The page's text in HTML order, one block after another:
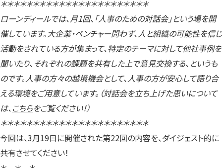
＊＊＊＊＊＊＊＊＊＊＊＊＊＊＊＊＊＊＊＊＊＊＊
ローンディールでは、月1回、「人事のための対話会」という場を開
催しています。大企業・ベンチャー問わず、人と組織の可能性を信じ
活動をされている方が集まって、特定のテーマに対して他社事例を
聞いたり、それぞれの課題を共有した上で意見交換する、というも
のです。人事の方々の越境機会として、人事の方が安心して語り合
える環境をご用意しています。（対話会を立ち上げた思いについて
は、こちらをご覧ください！）
＊＊＊＊＊＊＊＊＊＊＊＊＊＊＊＊＊＊＊＊＊＊＊
今回は、3月19日に開催された第22回の内容を、ダイジェスト的に
共有させてください！